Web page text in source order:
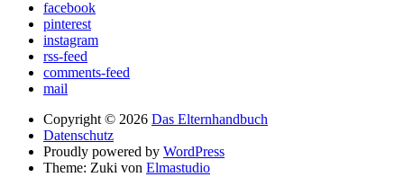
facebook
pinterest
instagram
rss-feed
comments-feed
mail
Copyright © 2026 Das Elternhandbuch
Datenschutz
Proudly powered by WordPress
Theme: Zuki von Elmastudio